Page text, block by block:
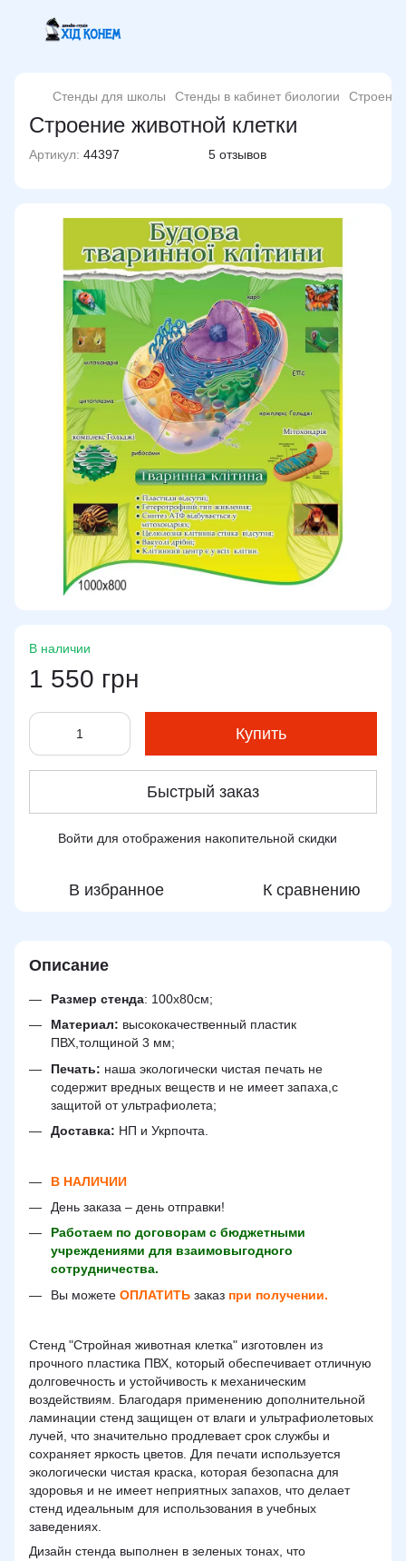
Стенды для школы Стенды в кабинет биологии
Строение животной клетки
Артикул: 44397 5 отзывов
В наличии
1 550 грн
Купить
Быстрый заказ
Войти для отображения накопительной скидки
В избранное К сравнению
Описание
Размер стенда: 100х80см;
Материал: высококачественный пластик
ПВХ,толщиной 3 мм;
Печать: наша экологически чистая печать не
содержит вредных веществ и не имеет запаха,с
защитой от ультрафиолета;
Доставка: НП и Укрпочта.
В НАЛИЧИИ
День заказа – день отправки!
Работаем по договорам с бюджетными
учреждениями для взаимовыгодного
сотрудничества.
Вы можете ОПЛАТИТЬ заказ при получении.
Стенд "Стройная животная клетка" изготовлен из
прочного пластика ПВХ, который обеспечивает отличную
долговечность и устойчивость к механическим
воздействиям.
Благодаря применению дополнительной
ламинации стенд защищен от влаги и ультрафиолетовых
лучей, что значительно продлевает срок службы и
сохраняет яркость цветов. Для печати используется
экологически чистая краска, которая безопасна для
здоровья и не имеет неприятных запахов, что делает
стенд идеальным для использования в учебных
заведениях.
Дизайн стенда выполнен в зеленых тонах, что